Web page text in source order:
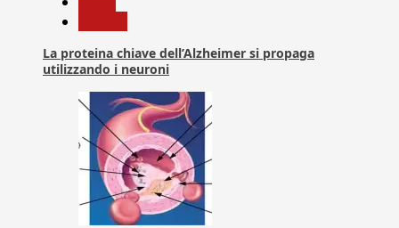
La proteina chiave dell’Alzheimer si propaga
utilizzando i neuroni